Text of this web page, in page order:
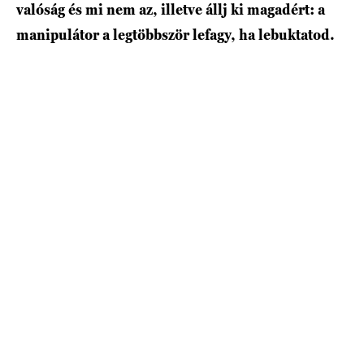
valóság és mi nem az, illetve állj ki magadért: a
manipulátor a legtöbbször lefagy, ha lebuktatod.